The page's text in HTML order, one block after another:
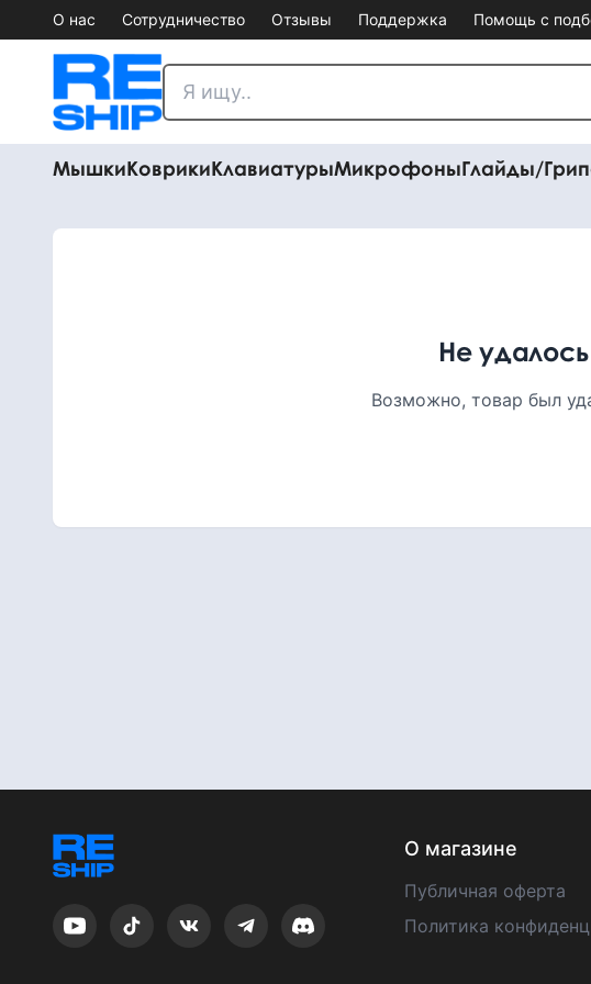
О нас Сотрудничество Отзывы Поддержка Помощь с
МышкиКоврикиКлавиатурыМикрофоныГлайды/
Не
Возможно, товар был
О магазине
Публичная оферта
Политика